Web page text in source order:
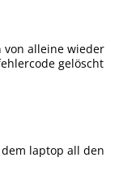
alleine wieder
gelöscht
laptop all den